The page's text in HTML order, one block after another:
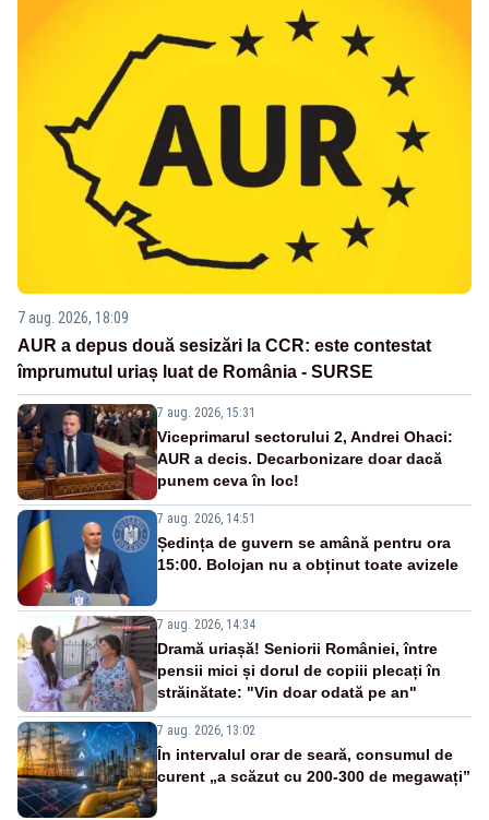
7 aug. 2026, 18:09
AUR a depus două sesizări la CCR: este contestat
împrumutul uriaș luat de România - SURSE
7 aug. 2026, 15:31
Viceprimarul sectorului 2, Andrei Ohaci:
AUR a decis. Decarbonizare doar dacă
punem ceva în loc!
7 aug. 2026, 14:51
Ședința de guvern se amână pentru ora
15:00. Bolojan nu a obținut toate avizele
7 aug. 2026, 14:34
Dramă uriașă! Seniorii României, între
pensii mici și dorul de copiii plecați în
străinătate: "Vin doar odată pe an"
7 aug. 2026, 13:02
În intervalul orar de seară, consumul de
curent „a scăzut cu 200-300 de megawați”